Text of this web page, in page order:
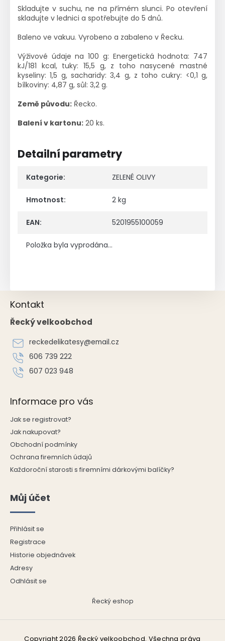
Skladujte v suchu, ne na přímém slunci. Po otevření
skladujte v lednici a spotřebujte do 5 dnů.
Baleno ve vakuu. Vyrobeno a zabaleno v Řecku.
Výživové údaje na 100 g: Energetická hodnota: 747
kJ/181 kcal, tuky: 15,5 g, z toho nasycené mastné
kyseliny: 1,5 g, sacharidy: 3,4 g, z toho cukry: <0,1 g,
bílkoviny: 4,87 g, sůl: 3,2 g.
Země původu: Řecko.
Balení v kartonu: 20 ks.
Detailní parametry
Kategorie: ZELENÉ OLIVY
Hmotnost: 2 kg
EAN: 5201955100059
Položka byla vyprodána…
Kontakt
Řecký velkoobchod
reckedelikatesy@email.cz
606 739 222
607 023 948
Informace pro vás
Jak se registrovat?
Jak nakupovat?
Obchodní podmínky
Ochrana firemních údajů
Každoroční starosti s firemními dárkovými balíčky?
Můj účet
Přihlásit se
Registrace
Historie objednávek
Adresy
Odhlásit se
Řecký eshop
Copyright 2026 Řecký velkoobchod. Všechna práva